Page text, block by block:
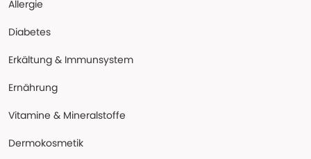
Allergie
Diabetes
Erkältung & Immunsystem
Ernährung
Vitamine & Mineralstoffe
Dermokosmetik